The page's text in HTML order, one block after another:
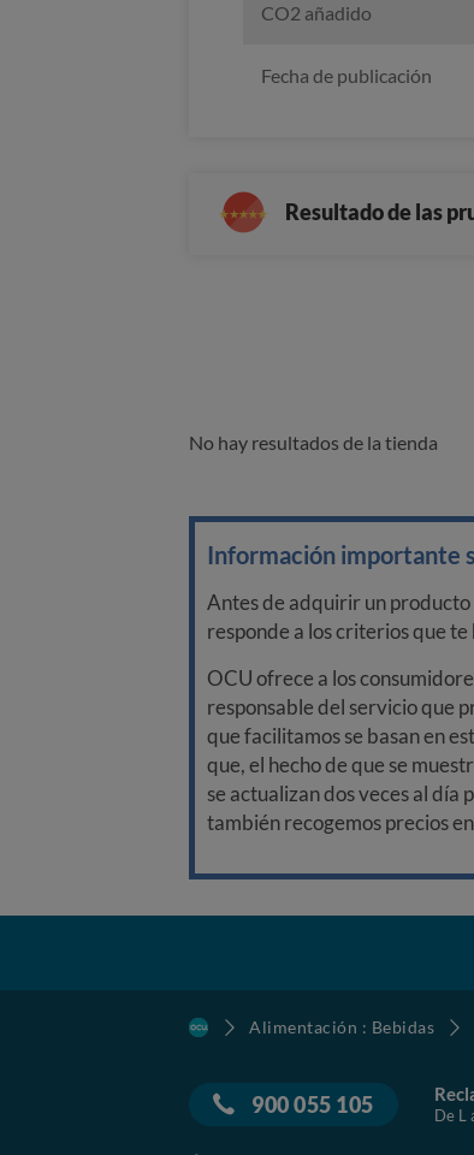
CO2 añadido
Fecha de publicación
Resultado de las
No hay resultados de la tienda
Información importante
Antes de adquirir un producto
responde a los criterios que
OCU ofrece a los
responsable del servicio que
que facilitamos se basan en
que, el hecho de que se
se actualizan dos veces al día
también recogemos precios
Alimentación : Bebidas
900 055 105 De L